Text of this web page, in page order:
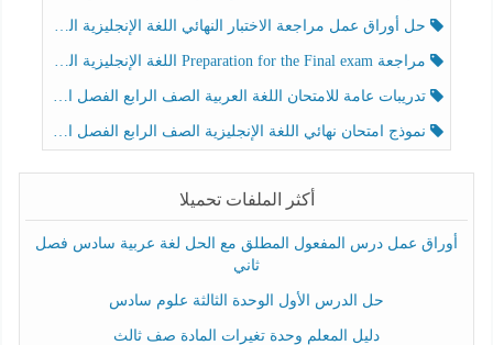
حل أوراق عمل مراجعة الاختبار النهائي اللغة الإنجليزية الصف الرابع الفصل الثالث
مراجعة Preparation for the Final exam اللغة الإنجليزية الصف الرابع الفصل الثالث
تدريبات عامة للامتحان اللغة العربية الصف الرابع الفصل الثالث
نموذج امتحان نهائي اللغة الإنجليزية الصف الرابع الفصل الثالث
أكثر الملفات تحميلا
أوراق عمل درس المفعول المطلق مع الحل لغة عربية سادس فصل
ثاني
حل الدرس الأول الوحدة الثالثة علوم سادس
دليل المعلم وحدة تغيرات المادة صف ثالث